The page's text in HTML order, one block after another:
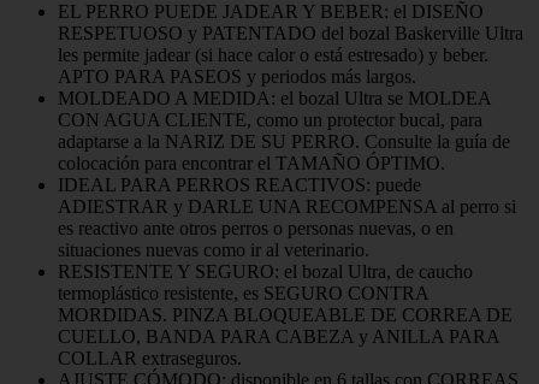
EL PERRO PUEDE JADEAR Y BEBER: el DISEÑO
RESPETUOSO y PATENTADO del bozal Baskerville Ultra
les permite jadear (si hace calor o está estresado) y beber.
APTO PARA PASEOS y periodos más largos.
MOLDEADO A MEDIDA: el bozal Ultra se MOLDEA
CON AGUA CLIENTE, como un protector bucal, para
adaptarse a la NARIZ DE SU PERRO. Consulte la guía de
colocación para encontrar el TAMAÑO ÓPTIMO.
IDEAL PARA PERROS REACTIVOS: puede
ADIESTRAR y DARLE UNA RECOMPENSA al perro si
es reactivo ante otros perros o personas nuevas, o en
situaciones nuevas como ir al veterinario.
RESISTENTE Y SEGURO: el bozal Ultra, de caucho
termoplástico resistente, es SEGURO CONTRA
MORDIDAS. PINZA BLOQUEABLE DE CORREA DE
CUELLO, BANDA PARA CABEZA y ANILLA PARA
COLLAR extraseguros.